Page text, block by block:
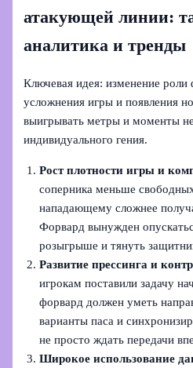
атакующей линии:
аналитика и тренды
Ключевая идея: изменение роли
усложнения игры и появления
выигрывать метры и моменты не
индивидуального гения.
Рост плотности игры и
соперника меньше
нападающему сложнее
Форвард вынужден
розыгрыше и тянуть
Развитие прессинга и
игрокам поставили задачу
форвард должен уметь
варианты паса и
не просто ждать передачи
Широкое использование